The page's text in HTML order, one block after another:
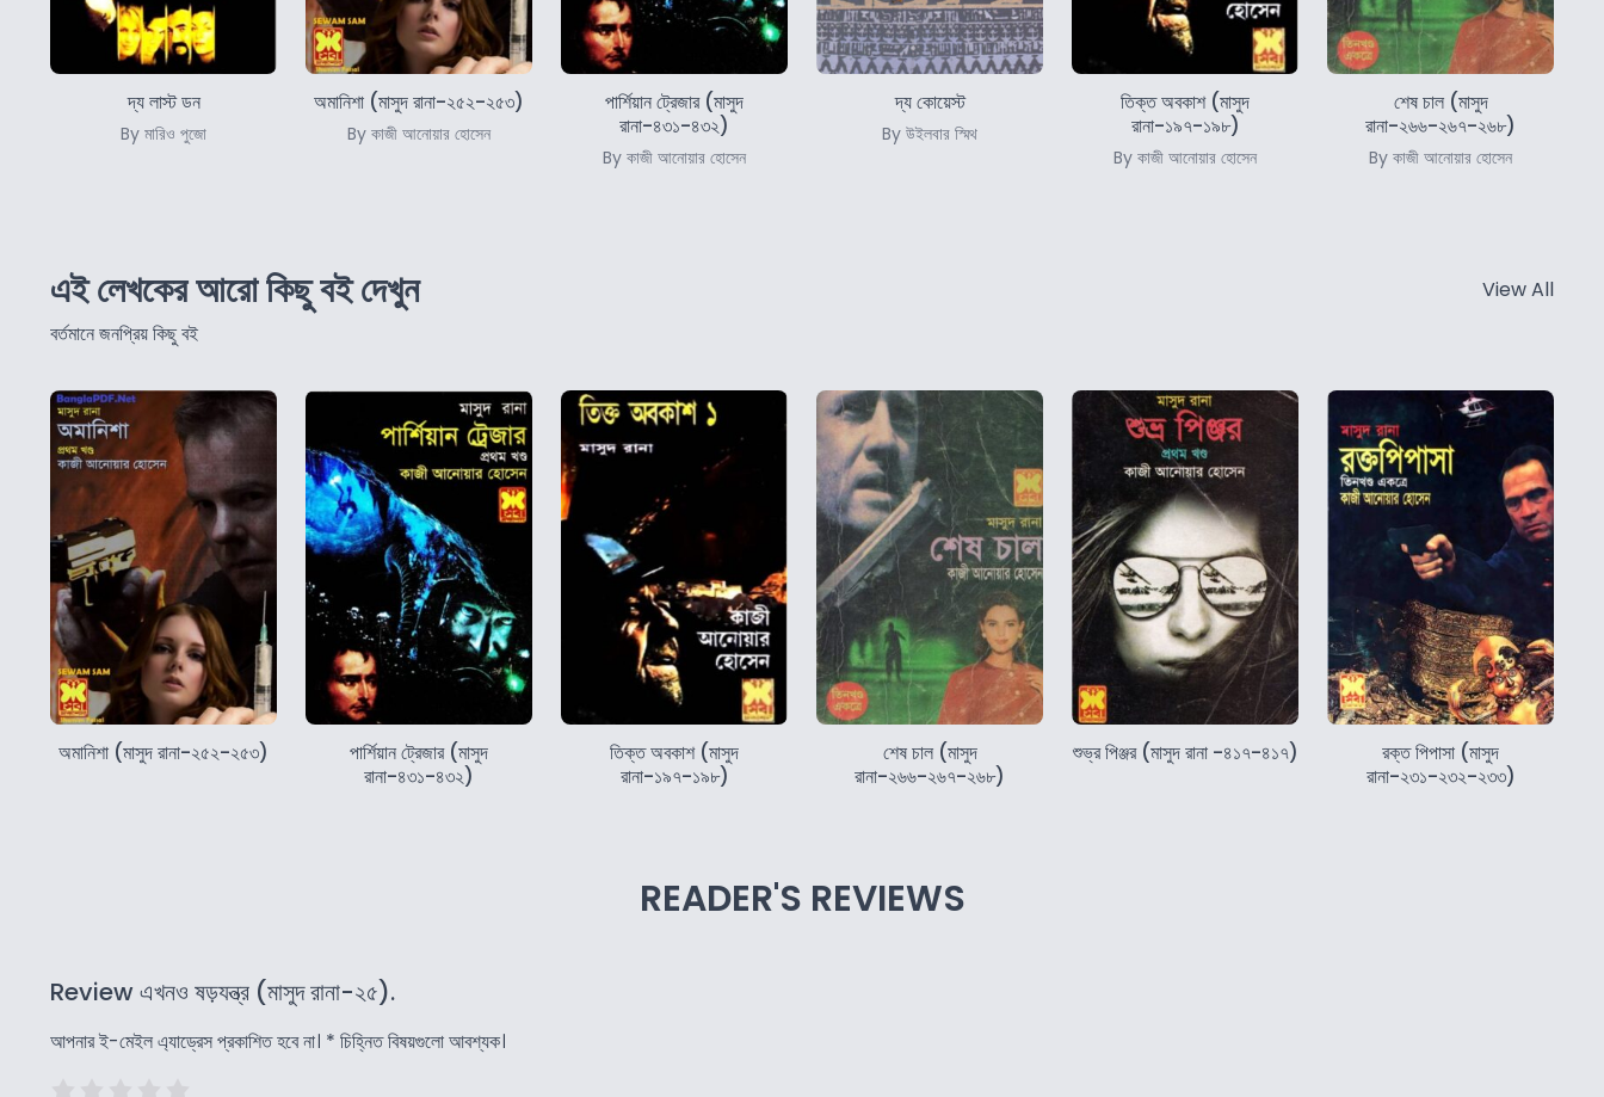
দ্য লাস্ট ডন
By মারিও পুজো
অমানিশা (মাসুদ রানা-২৫২-২৫৩)
By কাজী আনোয়ার হোসেন
পার্শিয়ান ট্রেজার (মাসুদ
রানা-৪৩১-৪৩২)
By কাজী আনোয়ার হোসেন
দ্য কোয়েস্ট
By উইলবার স্মিথ
তিক্ত অবকাশ (মাসুদ
রানা-১৯৭-১৯৮)
By কাজী আনোয়ার হোসেন
শেষ চাল (মাসুদ
রানা-২৬৬-২৬৭-২৬৮)
By কাজী আনোয়ার হোসেন
এই লেখকের আরো কিছু বই দেখুন
বর্তমানে জনপ্রিয় কিছু বই
View All
অমানিশা (মাসুদ রানা-২৫২-২৫৩)
পার্শিয়ান ট্রেজার (মাসুদ
রানা-৪৩১-৪৩২)
তিক্ত অবকাশ (মাসুদ
রানা-১৯৭-১৯৮)
শেষ চাল (মাসুদ
রানা-২৬৬-২৬৭-২৬৮)
শুভ্র পিঞ্জর (মাসুদ রানা -৪১৭-৪১৭)
রক্ত পিপাসা (মাসুদ
রানা-২৩১-২৩২-২৩৩)
READER'S REVIEWS
Review এখনও ষড়যন্ত্র (মাসুদ রানা-২৫).
আপনার ই-মেইল এ্যাড্রেস প্রকাশিত হবে না। * চিহ্নিত বিষয়গুলো আবশ্যক।